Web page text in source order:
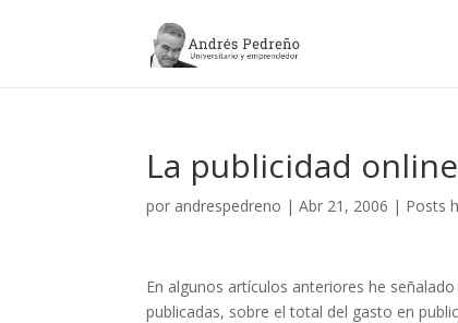
La publicidad
por andrespedreno |Abr 21, 2006 | Posts
En algunos artículos anteriores he
publicadas, sobre el total del gasto en